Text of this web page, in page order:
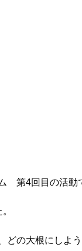
第4回目の活動
どの大根にしよう